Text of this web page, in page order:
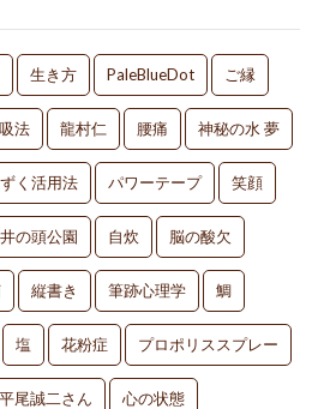
生き方 PaleBlueDot ご縁
法 龍村仁 腰痛 神秘の水 夢
く活用法 パワーテープ 笑顔
井の頭公園 自炊 脳の酸欠
縦書き 筆跡心理学 鯛
塩 花粉症 プロポリススプレー
平尾誠二さん 心の状態